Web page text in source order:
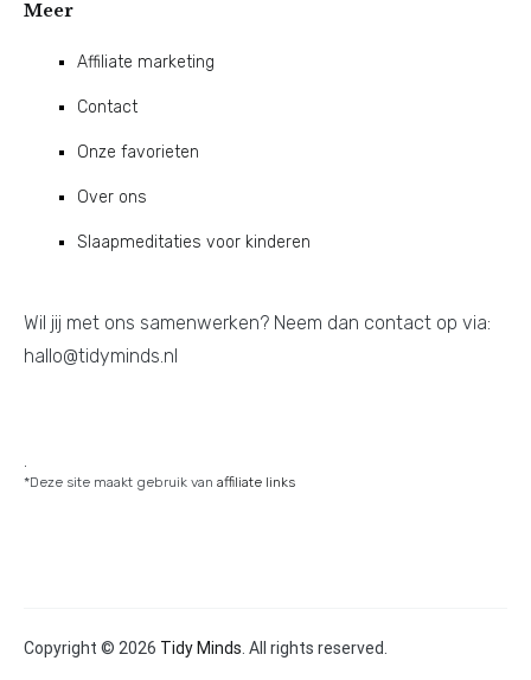
Meer
Affiliate marketing
Contact
Onze favorieten
Over ons
Slaapmeditaties voor kinderen
Wil jij met ons samenwerken? Neem dan contact op via:
hallo@tidyminds.nl
*Deze site maakt gebruik van affiliate links
Copyright © 2026 Tidy Minds . All rights reserved.